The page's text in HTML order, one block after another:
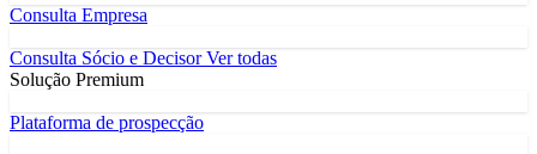
Consulta Empresa
Consulta Sócio e DecisorVer todas
Solução Premium
Plataforma de prospecção